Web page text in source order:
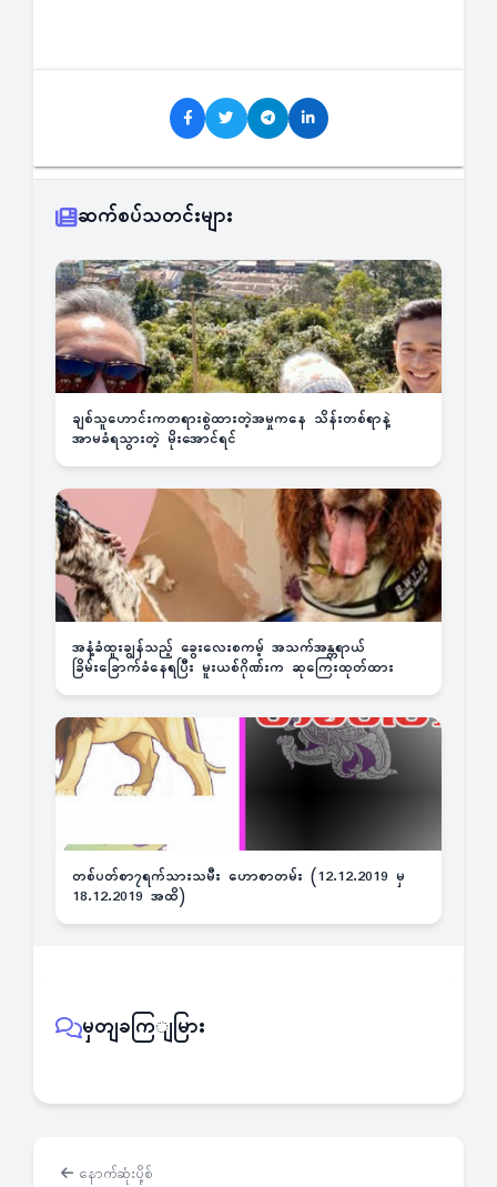
ဆက်စပ်သတင်းများ
ချစ်သူဟောင်းကတရားစွဲထားတဲ့အမှုကနေ သိန်းတစ်ရာနဲ့
အာမခံရသွားတဲ့ မိုးအောင်ရင်
အနံ့ခံထူးချွန်သည့် ခွေးလေးစကမ့် အသက်အန္တရာယ်
ခြိမ်းခြောက်ခံနေရပြီး မူးယစ်ဂိုဏ်းက ဆုကြေးထုတ်ထား
တစ်ပတ်စာ၇ရက်သားသမီး ဟောစာတမ်း (12.12.2019 မှ
18.12.2019 အထိ)
မှတျခကြျမြား
နောက်ဆုံးပို့စ်